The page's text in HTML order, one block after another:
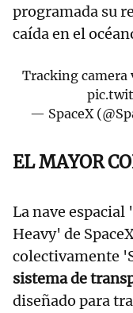
programada su
caída en el
Tracking
— SpaceX
EL MAYOR
La nave
Heavy' de
colectivamente
sistema de
diseñado para